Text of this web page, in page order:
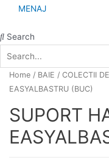
MENAJ
Search
Home / BAIE / COLECTII
EASYALBASTRU (BUC)
SUPORT